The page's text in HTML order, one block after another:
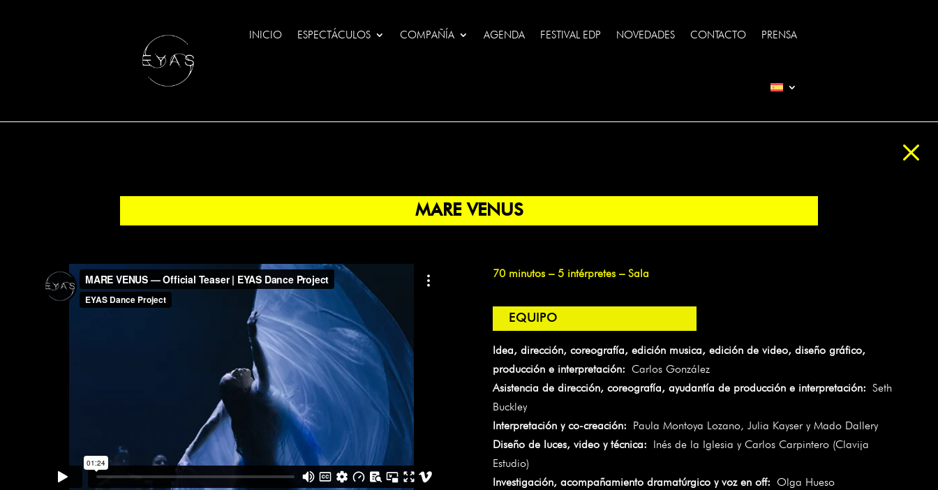
INICIO ESPECTÁCULOS COMPAÑÍA AGENDA FESTIVAL EDP NOVEDADES CONTACTO PRENSA
M
MARE VENUS
70 minutos – 5 intérpretes – Sala
EQUIPO
Idea, dirección, coreografía, edición musica, edición de video, diseño gráfico,
producción e interpretación: Carlos González
Asistencia de dirección, coreografía, ayudantía de producción e interpretación: Seth
Buckley
Interpretación y co-creación: Paula Montoya Lozano, Julia Kayser y Mado Dallery
Diseño de luces, video y técnica: Inés de la Iglesia y Carlos Carpintero (Clavija
Estudio)
Investigación, acompañamiento dramatúrgico y voz en off: Olga Hueso